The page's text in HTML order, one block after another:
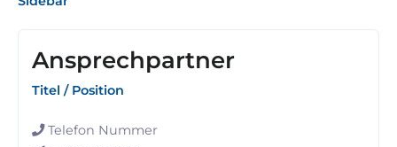
Ansprechpartner
Titel / Position
Telefon Nummer